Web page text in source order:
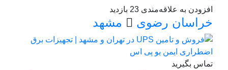
افزودن به علاقه‌مندی 23 بازدید
خراسان رضوی مشهد
تماس بگیرید